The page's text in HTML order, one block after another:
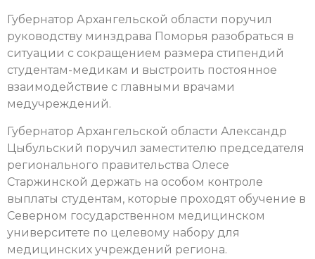
Губернатор Архангельской области поручил
руководству минздрава Поморья разобраться в
ситуации с сокращением размера стипендий
студентам-медикам и выстроить постоянное
взаимодействие с главными врачами
медучреждений.
Губернатор Архангельской области Александр
Цыбульский поручил заместителю председателя
регионального правительства Олесе
Старжинской держать на особом контроле
выплаты студентам, которые проходят обучение в
Северном государственном медицинском
университете по целевому набору для
медицинских учреждений региона.